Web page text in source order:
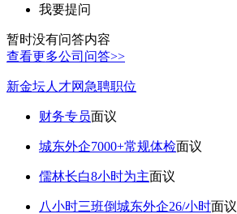
我要提问
暂时没有问答内容
查看更多公司问答>>
新金坛人才网急聘职位
财务专员面议
城东外企7000+常规体检面议
儒林长白8小时为主面议
八小时三班倒城东外企26/小时面议